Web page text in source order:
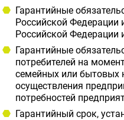
Гарантийные
Российской Федерации
Российской
Гарантийные
потребителей на
семейных или бытовых
осуществления
потребностей
Гарантийный срок,